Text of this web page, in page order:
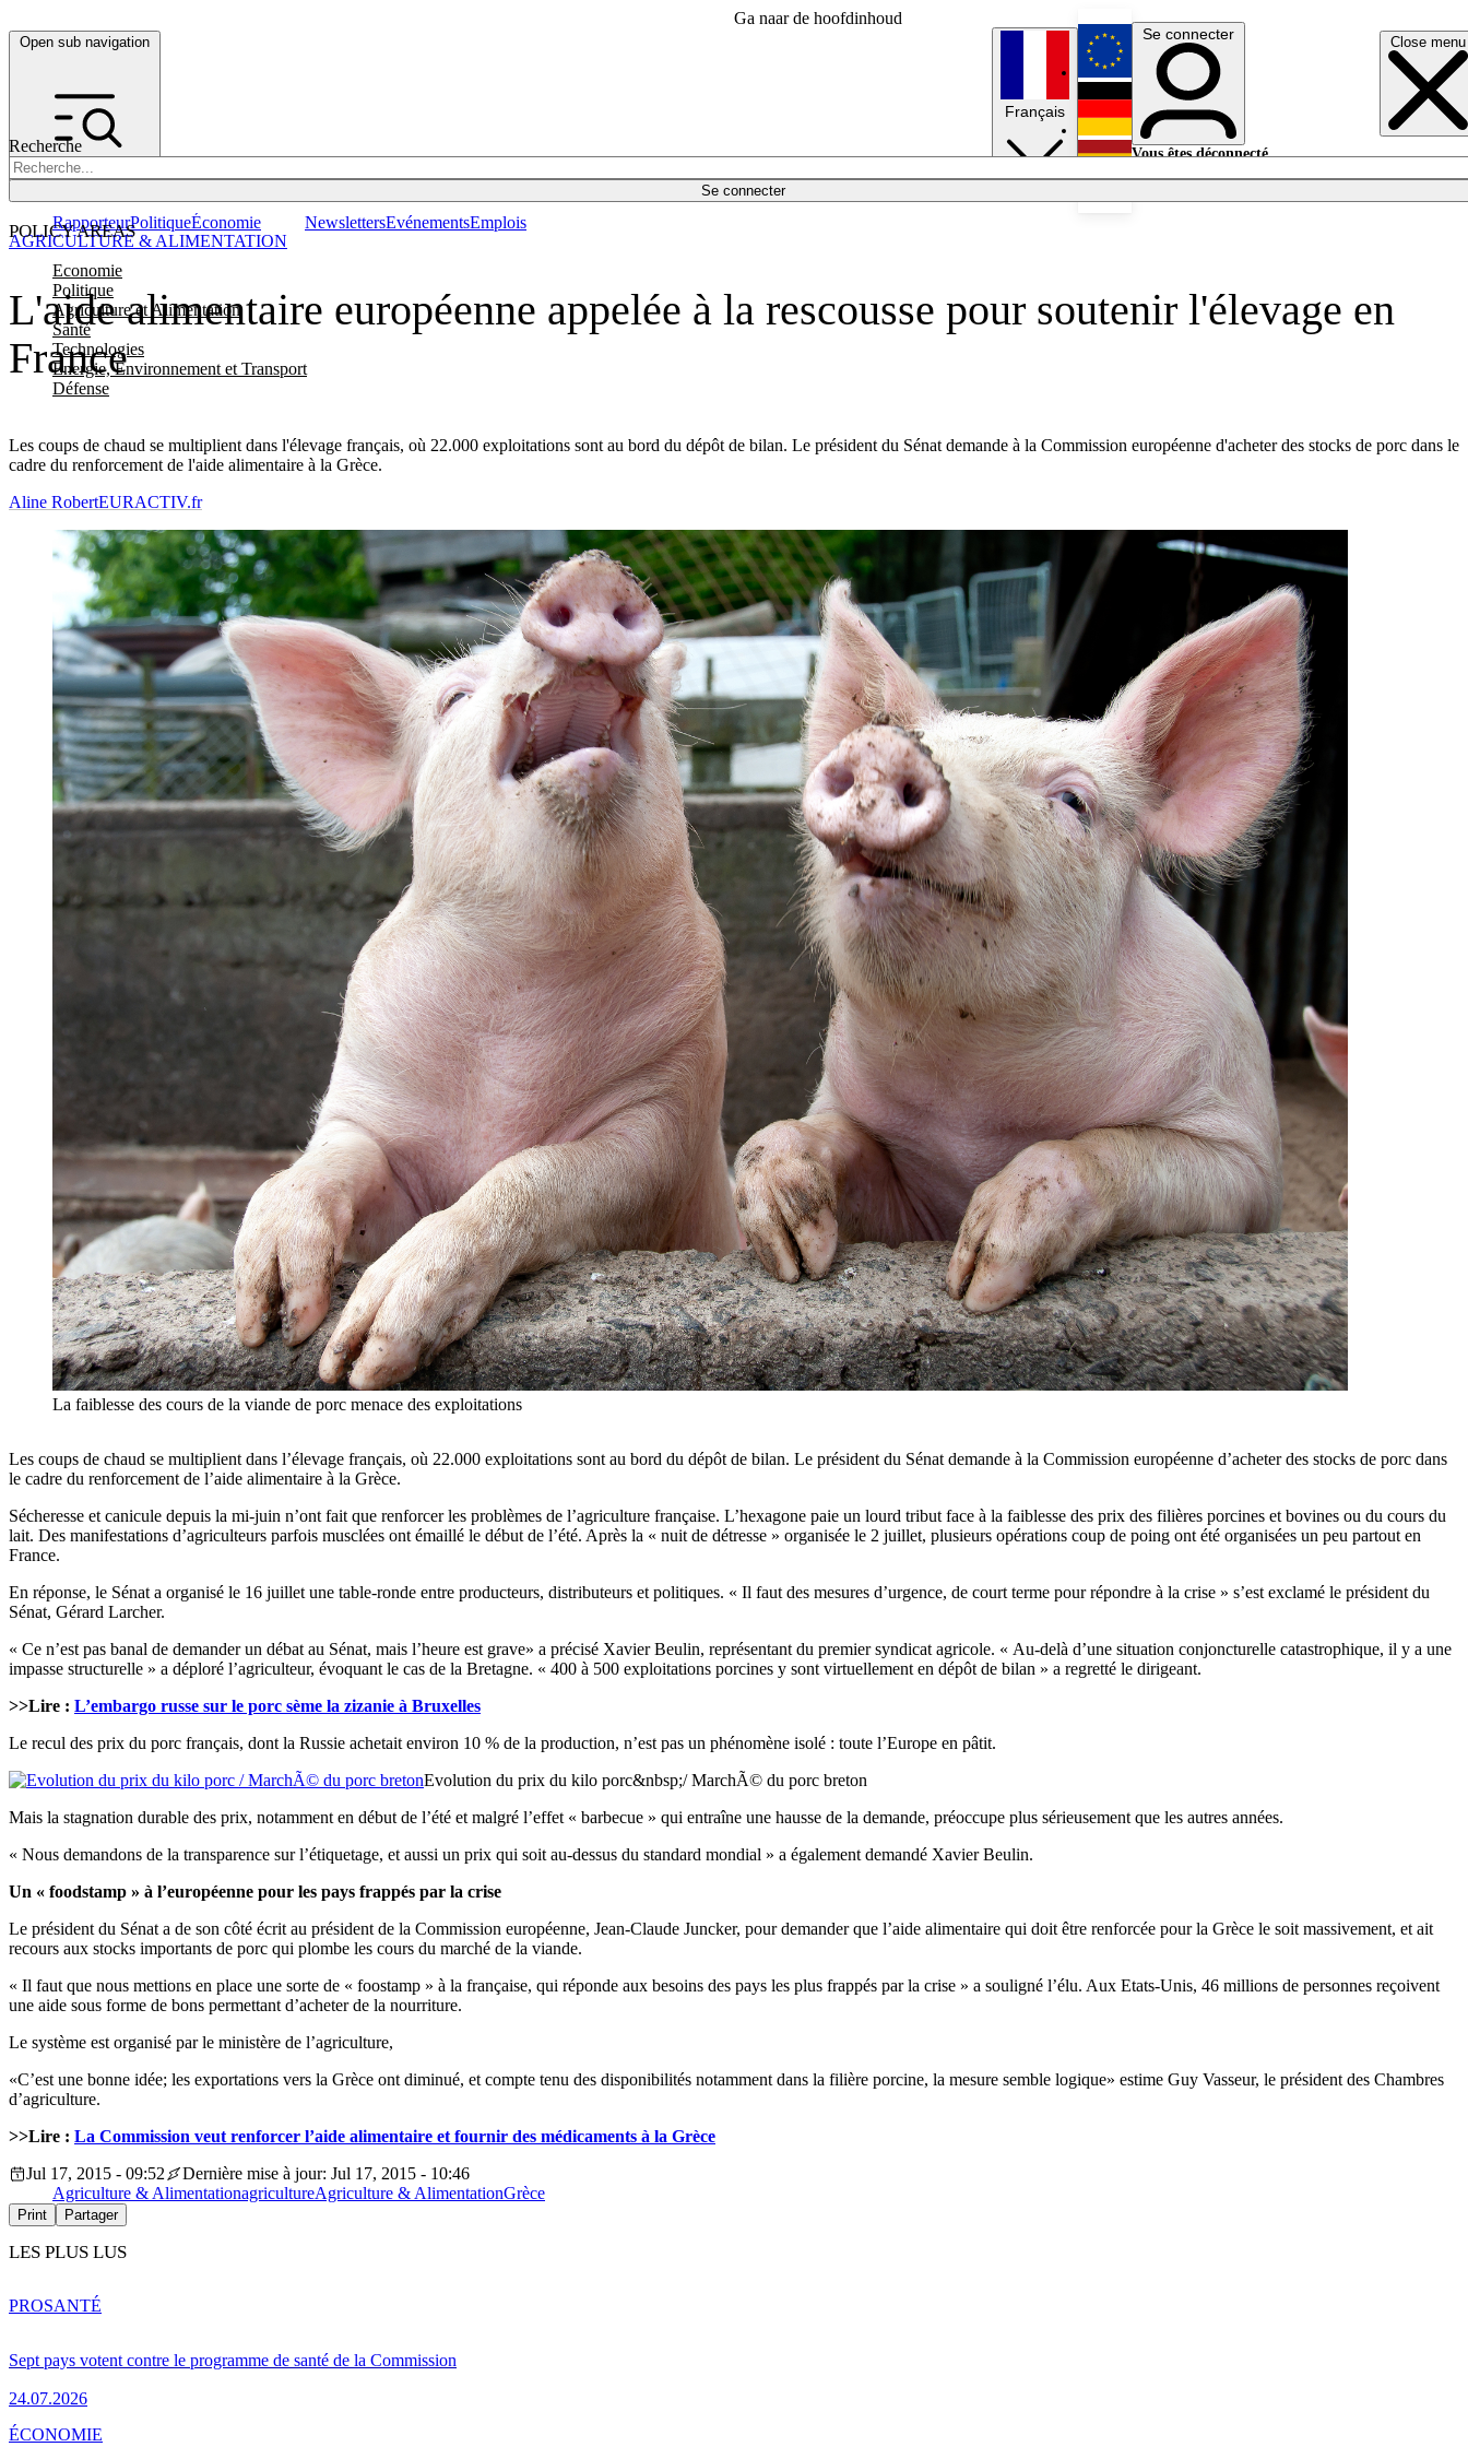
Ga naar de hoofdinhoud
Open sub navigation Close menu
Recherche
Se connecter
POLICY AREAS
Economie
Politique
Agriculture et Alimentation
Santé
Technologies
Energie, Environnement et Transport
Défense
RapporteurPolitiqueÉconomie NewslettersEvénementsEmplois
Français
English
Deutsch
Se connecter
Vous êtes déconnecté.
L'aide alimentaire européenne appelée à la rescousse pour soutenir l'élevage en
France
Les coups de chaud se multiplient dans l'élevage français, où 22.000 exploitations sont au bord du dépôt de bilan. Le président du Sénat demande à la Commission européenne d'acheter des stocks de porc dans le
cadre du renforcement de l'aide alimentaire à la Grèce.
AGRICULTURE & ALIMENTATION
Aline RobertEURACTIV.fr
La faiblesse des cours de la viande de porc menace des exploitations
Les coups de chaud se multiplient dans l’élevage français, où 22.000 exploitations sont au bord du dépôt de bilan. Le président du Sénat demande à la Commission européenne d’acheter des stocks de porc dans
le cadre du renforcement de l’aide alimentaire à la Grèce.
Sécheresse et canicule depuis la mi-juin n’ont fait que renforcer les problèmes de l’agriculture française. L’hexagone paie un lourd tribut face à la faiblesse des prix des filières porcines et bovines ou du cours du
lait. Des manifestations d’agriculteurs parfois musclées ont émaillé le début de l’été. Après la « nuit de détresse » organisée le 2 juillet, plusieurs opérations coup de poing ont été organisées un peu partout en
France.
En réponse, le Sénat a organisé le 16 juillet une table-ronde entre producteurs, distributeurs et politiques. « Il faut des mesures d’urgence, de court terme pour répondre à la crise » s’est exclamé le président du
Sénat, Gérard Larcher.
« Ce n’est pas banal de demander un débat au Sénat, mais l’heure est grave» a précisé Xavier Beulin, représentant du premier syndicat agricole. « Au-delà d’une situation conjoncturelle catastrophique, il y a une
impasse structurelle » a déploré l’agriculteur, évoquant le cas de la Bretagne. « 400 à 500 exploitations porcines y sont virtuellement en dépôt de bilan » a regretté le dirigeant.
>>Lire : L’embargo russe sur le porc sème la zizanie à Bruxelles
Le recul des prix du porc français, dont la Russie achetait environ 10 % de la production, n’est pas un phénomène isolé : toute l’Europe en pâtit.
Evolution du prix du kilo porc&nbsp;/ MarchÃ© du porc breton
Mais la stagnation durable des prix, notamment en début de l’été et malgré l’effet « barbecue » qui entraîne une hausse de la demande, préoccupe plus sérieusement que les autres années.
« Nous demandons de la transparence sur l’étiquetage, et aussi un prix qui soit au-dessus du standard mondial » a également demandé Xavier Beulin.
Un « foodstamp » à l’européenne pour les pays frappés par la crise
Le président du Sénat a de son côté écrit au président de la Commission européenne, Jean-Claude Juncker, pour demander que l’aide alimentaire qui doit être renforcée pour la Grèce le soit massivement, et ait
recours aux stocks importants de porc qui plombe les cours du marché de la viande.
« Il faut que nous mettions en place une sorte de « foostamp » à la française, qui réponde aux besoins des pays les plus frappés par la crise » a souligné l’élu. Aux Etats-Unis, 46 millions de personnes reçoivent
une aide sous forme de bons permettant d’acheter de la nourriture.
Le système est organisé par le ministère de l’agriculture,
«C’est une bonne idée; les exportations vers la Grèce ont diminué, et compte tenu des disponibilités notamment dans la filière porcine, la mesure semble logique» estime Guy Vasseur, le président des Chambres
d’agriculture.
>>Lire : La Commission veut renforcer l’aide alimentaire et fournir des médicaments à la Grèce
Jul 17, 2015 - 09:52
Dernière mise à jour: Jul 17, 2015 - 10:46
Agriculture & AlimentationagricultureAgriculture & AlimentationGrèce
Print Partager
LES PLUS LUS
Sept pays votent contre le programme de santé de la Commission
24.07.2026
PROSANTÉ
ÉCONOMIE